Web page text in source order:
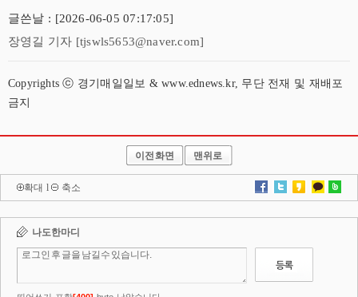
글쓴날 : [2026-06-05 07:17:05]
장영길 기자 [tjswls5653@naver.com]
Copyrights ⓒ 경기매일일보 & www.ednews.kr, 무단 전재 및 재배포
금지
이전화면 맨위로
확대 l 축소